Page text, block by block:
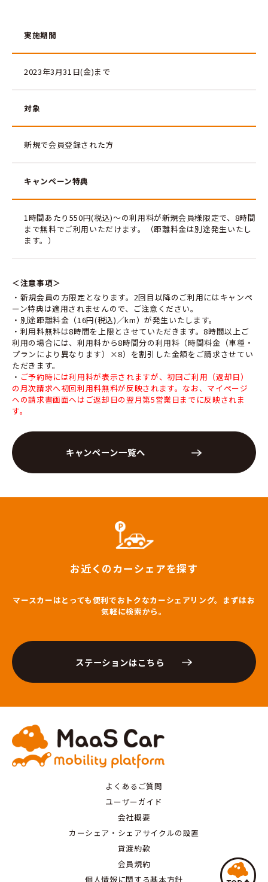
実施期間
2023年3月31日(金)まで
対象
新規で会員登録された方
キャンペーン特典
1時間あたり550円(税込)〜の利用料が新規会員様限定で、8時間
まで無料でご利用いただけます。（距離料金は別途発生いたし
ます。）
＜注意事項＞
・新規会員の方限定となります。2回目以降のご利用にはキャンペ
ーン特典は適用されませんので、ご注意ください。
・別途距離料金（16円(税込)／km）が発生いたします。
・利用料無料は8時間を上限とさせていただきます。8時間以上ご
利用の場合には、利用料から8時間分の利用料（時間料金（車種・
プランにより異なります）×8）を割引した金額をご請求させてい
ただきます。
・ ご予約時には利用料が表示されますが、初回ご利用（返却日）
の月次請求へ初回利用料無料が反映されます。なお、マイページ
への請求書画面へはご返却日の翌月第5営業日までに反映されま
す。
キャンペーン一覧へ
お近くのカーシェアを探す
マースカーはとっても便利でおトクなカーシェアリング。まずはお
気軽に検索から。
ステーションはこちら
よくあるご質問
ユーザーガイド
会社概要
カーシェア・シェアサイクルの設置
貸渡約款
会員規約
個人情報に関する基本方針